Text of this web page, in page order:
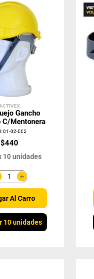
Gancho
C/Mentonera
:01-02-002
$440
10unidades
＋
Al Carro
10 unidades